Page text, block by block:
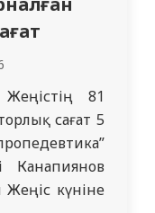
81
сағат 5
Канапиянов
күніне